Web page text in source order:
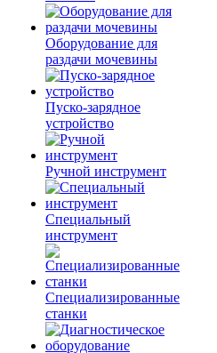
Оборудование для
раздачи мочевины
Пуско-зарядное
устройство
Ручной инструмент
Специальный
инструмент
Специализированные
станки